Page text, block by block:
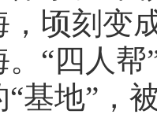
，顷刻变
。“四人帮
“基地”，